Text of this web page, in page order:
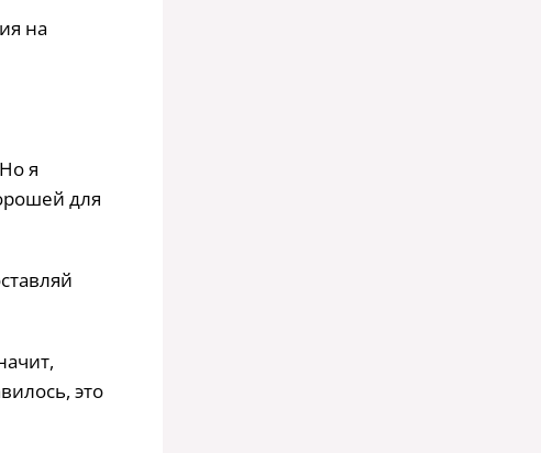
на
я
для
это